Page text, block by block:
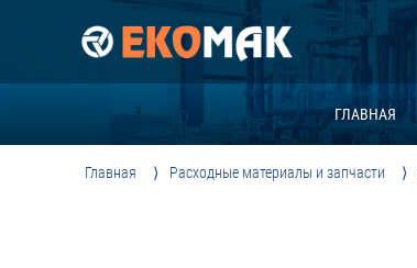
ГЛАВНАЯ
Главная Расходные материалы и запчасти